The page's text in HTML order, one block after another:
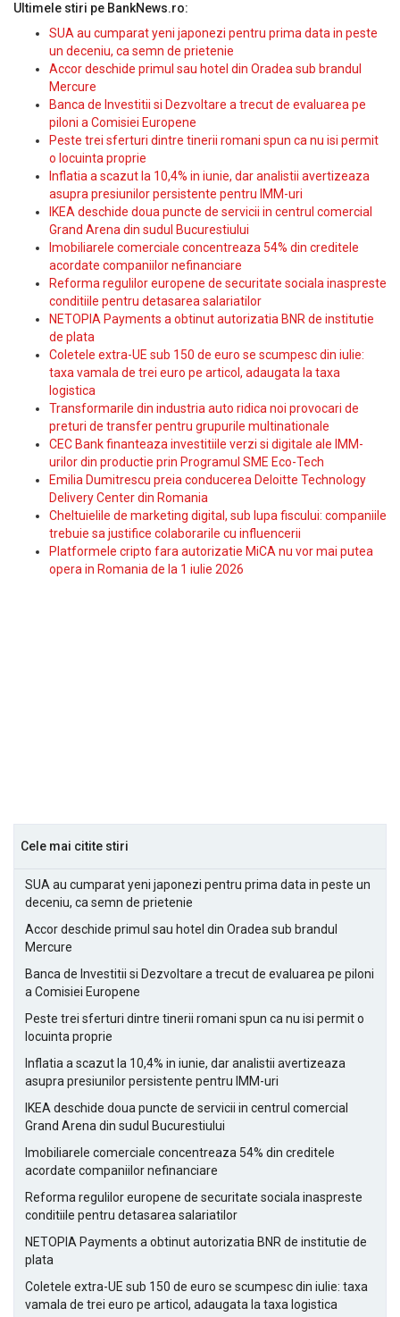
Ultimele stiri pe BankNews.ro:
SUA au cumparat yeni japonezi pentru prima data in peste
un deceniu, ca semn de prietenie
Accor deschide primul sau hotel din Oradea sub brandul
Mercure
Banca de Investitii si Dezvoltare a trecut de evaluarea pe
piloni a Comisiei Europene
Peste trei sferturi dintre tinerii romani spun ca nu isi permit
o locuinta proprie
Inflatia a scazut la 10,4% in iunie, dar analistii avertizeaza
asupra presiunilor persistente pentru IMM-uri
IKEA deschide doua puncte de servicii in centrul comercial
Grand Arena din sudul Bucurestiului
Imobiliarele comerciale concentreaza 54% din creditele
acordate companiilor nefinanciare
Reforma regulilor europene de securitate sociala inaspreste
conditiile pentru detasarea salariatilor
NETOPIA Payments a obtinut autorizatia BNR de institutie
de plata
Coletele extra-UE sub 150 de euro se scumpesc din iulie:
taxa vamala de trei euro pe articol, adaugata la taxa
logistica
Transformarile din industria auto ridica noi provocari de
preturi de transfer pentru grupurile multinationale
CEC Bank finanteaza investitiile verzi si digitale ale IMM-
urilor din productie prin Programul SME Eco-Tech
Emilia Dumitrescu preia conducerea Deloitte Technology
Delivery Center din Romania
Cheltuielile de marketing digital, sub lupa fiscului: companiile
trebuie sa justifice colaborarile cu influencerii
Platformele cripto fara autorizatie MiCA nu vor mai putea
opera in Romania de la 1 iulie 2026
Cele mai citite stiri
SUA au cumparat yeni japonezi pentru prima data in peste un
deceniu, ca semn de prietenie
Accor deschide primul sau hotel din Oradea sub brandul
Mercure
Banca de Investitii si Dezvoltare a trecut de evaluarea pe piloni
a Comisiei Europene
Peste trei sferturi dintre tinerii romani spun ca nu isi permit o
locuinta proprie
Inflatia a scazut la 10,4% in iunie, dar analistii avertizeaza
asupra presiunilor persistente pentru IMM-uri
IKEA deschide doua puncte de servicii in centrul comercial
Grand Arena din sudul Bucurestiului
Imobiliarele comerciale concentreaza 54% din creditele
acordate companiilor nefinanciare
Reforma regulilor europene de securitate sociala inaspreste
conditiile pentru detasarea salariatilor
NETOPIA Payments a obtinut autorizatia BNR de institutie de
plata
Coletele extra-UE sub 150 de euro se scumpesc din iulie: taxa
vamala de trei euro pe articol, adaugata la taxa logistica